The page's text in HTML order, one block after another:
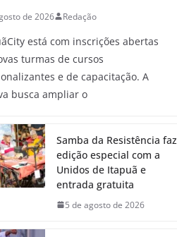
de 2026 Redação
está com inscrições abertas
turmas de cursos
e de capacitação. A
busca ampliar o
Samba da Resistência faz
edição especial com a
Unidos de Itapuã e
entrada gratuita
5 de agosto de 2026